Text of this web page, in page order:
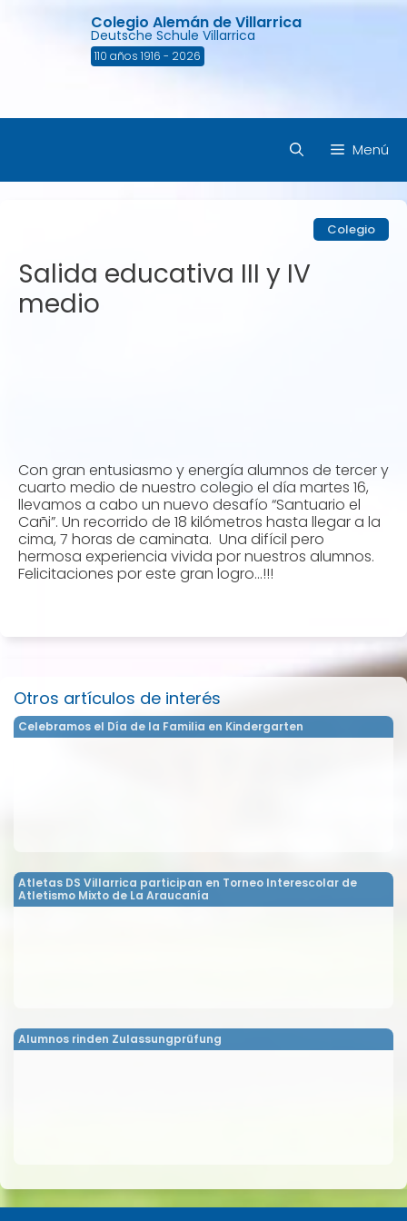
Colegio Alemán de Villarrica
Deutsche Schule Villarrica
110 años 1916 - 2026
Menú
Colegio
Salida educativa III y IV
medio
Con gran entusiasmo y energía alumnos de tercer y
cuarto medio de nuestro colegio el día martes 16,
llevamos a cabo un nuevo desafío “Santuario el
Cañi”. Un recorrido de 18 kilómetros hasta llegar a la
cima, 7 horas de caminata. Una difícil pero
hermosa experiencia vivida por nuestros alumnos.
Felicitaciones por este gran logro…!!!
Otros artículos de interés
Celebramos el Día de la Familia en Kindergarten
Atletas DS Villarrica participan en Torneo Interescolar de
Atletismo Mixto de La Araucanía
Alumnos rinden Zulassungprüfung